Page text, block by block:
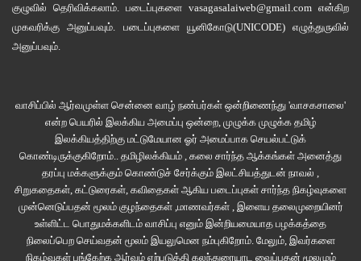
குழுவில் தெரிவிக்கலாம். படைப்புகளை vasagasalaiweb@gmail.com என்கிற
முகவரிக்கு அனுப்பவும். படைப்புகளை யூனிகோடு(UNICODE)எழுத்துருவில்
அனுப்பவும்.
வாசிப்பில் ஆர்வமுள்ள சென்னை வாழ் நண்பர்கள் ஒன்றிணைந்து 'வாசகசாலை'
என்ற பெயரில் இலக்கிய அமைப்பு ஒன்றை, முழுக்க முழுக்க தமிழ்
இலக்கியத்திற்கு மட்டுமேயான ஓர் அமைப்பாக செயல்பட்டுக்
கொண்டிருக்குகிறோம்.. தமிழிலக்கியம் , கலை சார்ந்த ஆக்கங்கள் அனைத்து
தரப்பு மக்களுக்கும் கொண்டுச் சேர்க்கும் இலட்சியத்துடன் நாவல் ,
சிறுகதைகள், கட்டுரைகள், கவிதைகள் ஆகிய படைப்புகள் சார்ந்த நிகழ்வுகளை
முன்னெடுப்பதன் மூலம் குழந்தைகள் ,மாணவர்கள் , இளைய தலைமுறையினர்
உள்ளிட்ட பொதுமக்களிடம் வாசிப்பு எனும் இன்றியமையாத பழக்கத்தை
நிலைப்பெற செய்வதன் மூலம் இயலுமென நம்புகிறோம். மேலும், இவர்களை
நிகழ்வுகள் பங்கேற்க ஆர்வம் ஏற்படுத்தி கலந்துரையாட வைப்பதன் மூலமும்